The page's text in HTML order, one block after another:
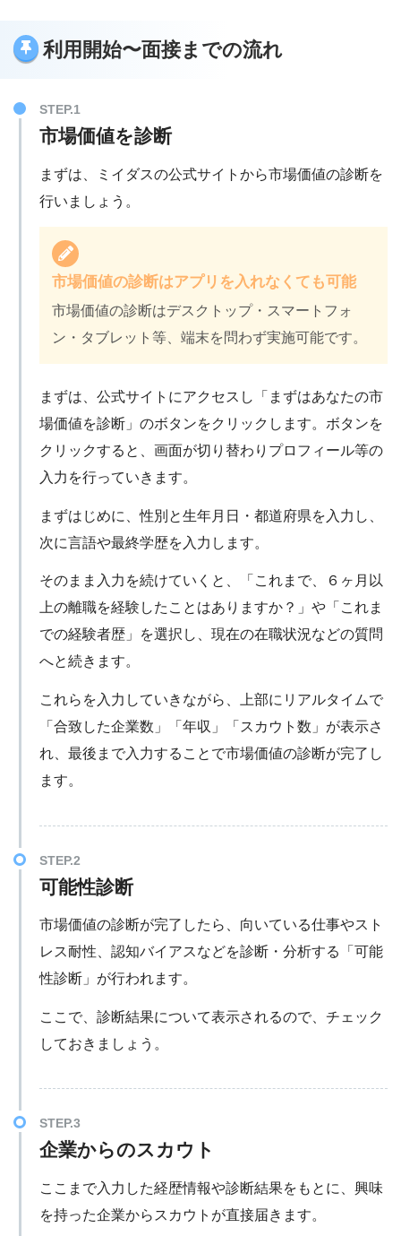
ミイダスのデメリット
地方の求人が少なめ
る
VIEWのデメリット
スカウト企業やエージェントの種類は少な
VIEW
利用開始〜面接までの流れ
市場価値を診断
まずは、ミイダスの公式サイトから市場価値の診断を
行いましょう。
市場価値の診断はアプリを入れなくても可能
市場価値の診断はデスクトップ・スマートフォ
ン・タブレット等、端末を問わず実施可能です。
まずは、公式サイトにアクセスし「まずはあなたの市
場価値を診断」のボタンをクリックします。ボタンを
クリックすると、画面が切り替わりプロフィール等の
入力を行っていきます。
まずはじめに、性別と生年月日・都道府県を入力し、
次に言語や最終学歴を入力します。
そのまま入力を続けていくと、「これまで、６ヶ月以
上の離職を経験したことはありますか？」や「これま
での経験者歴」を選択し、現在の在職状況などの質問
へと続きます。
これらを入力していきながら、上部にリアルタイムで
「合致した企業数」「年収」「スカウト数」が表示さ
れ、最後まで入力することで市場価値の診断が完了し
ます。
可能性診断
市場価値の診断が完了したら、向いている仕事やスト
レス耐性、認知バイアスなどを診断・分析する「可能
性診断」が行われます。
ここで、診断結果について表示されるので、チェック
しておきましょう。
企業からのスカウト
ここまで入力した経歴情報や診断結果をもとに、興味
を持った企業からスカウトが直接届きます。